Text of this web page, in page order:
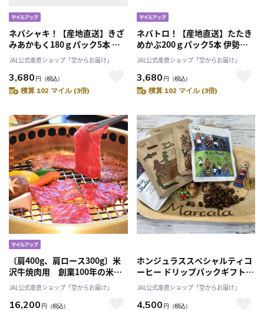
ネバシャキ！【産地直送】きざ
みあかもく180ｇパック5本 伊
勢志摩産 鳥羽市の離島・菅島
沿岸で収穫！有限会社MDK・海
藻生活プラスワン」産直 2025
海鮮 海藻 あかもく 人気のお
JAL公式産直ショップ「空からお届け」
3,680 円 （税込）
積算 102 マイル (3倍)
ネバトロ！【産地直送】たたき
めかぶ200ｇパック5本 伊勢志
摩産 鳥羽市の離島・菅島沿岸
で収穫！「有限会社MDK・海藻
生活プラスワン」産直2025 海
鮮 海藻 めかぶ 人気のおみや
JAL公式産直ショップ「空からお届け」
3,680 円 （税込）
積算 102 マイル (3倍)
〔肩400g、肩ロース300g〕米
沢牛焼肉用 創業100年の米沢
牛の老舗が秘伝の目利きで厳
選！「米沢牛黄木」
JAL公式産直ショップ「空からお届け」
16,200 円 （税込）
ホンジュラススペシャルティコ
ーヒー ドリップパックギフト
15個入り【アーティストエディ
ション】「Puntalto」
JAL公式産直ショップ「空からお届け」
4,500 円 （税込）